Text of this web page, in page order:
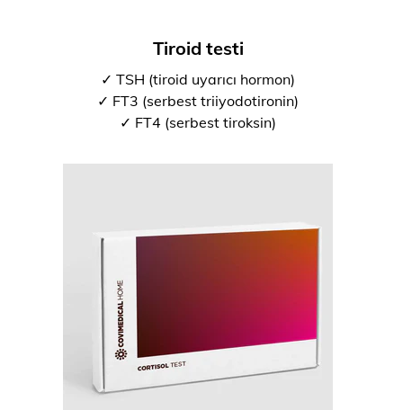
Tiroid testi
✓ TSH (tiroid uyarıcı hormon)
✓ FT3 (serbest triiyodotironin)
✓ FT4 (serbest tiroksin)